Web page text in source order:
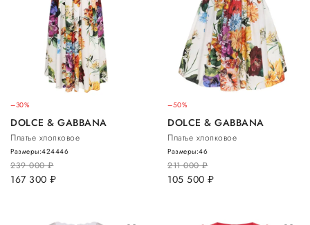
–30%
DOLCE & GABBANA
Платье хлопковое
239 000руб.
167 300 руб.
Размеры:424446
–50%
DOLCE & GABBANA
Платье хлопковое
211 000руб.
105 500 руб.
Размеры:46